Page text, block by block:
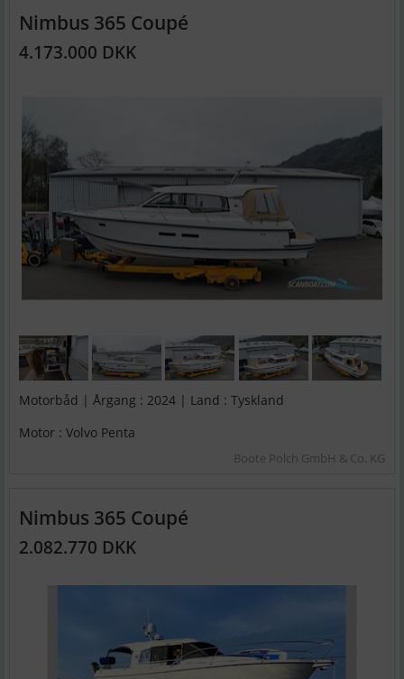
Nimbus 365 Coupé
4.173.000 DKK
Motorbåd | Årgang : 2024 | Land : Tyskland
Motor : Volvo Penta
Boote Polch GmbH & Co. KG
Nimbus 365 Coupé
2.082.770 DKK